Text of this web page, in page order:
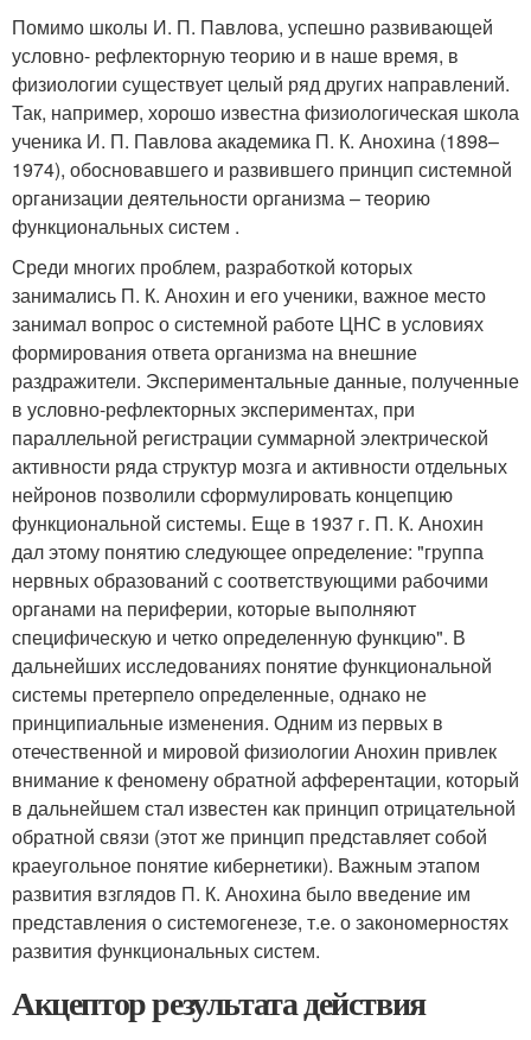
Помимо школы И. П. Павлова, успешно развивающей
условно- рефлекторную теорию и в наше время, в
физиологии существует целый ряд других направлений.
Так, например, хорошо известна физиологическая школа
ученика И. П. Павлова академика П. К. Анохина (1898–
1974), обосновавшего и развившего принцип системной
организации деятельности организма – теорию
функциональных систем .
Среди многих проблем, разработкой которых
занимались П. К. Анохин и его ученики, важное место
занимал вопрос о системной работе ЦНС в условиях
формирования ответа организма на внешние
раздражители. Экспериментальные данные, полученные
в условно-рефлекторных экспериментах, при
параллельной регистрации суммарной электрической
активности ряда структур мозга и активности отдельных
нейронов позволили сформулировать концепцию
функциональной системы. Еще в 1937 г. П. К. Анохин
дал этому понятию следующее определение: "группа
нервных образований с соответствующими рабочими
органами на периферии, которые выполняют
специфическую и четко определенную функцию". В
дальнейших исследованиях понятие функциональной
системы претерпело определенные, однако не
принципиальные изменения. Одним из первых в
отечественной и мировой физиологии Анохин привлек
внимание к феномену обратной афферентации, который
в дальнейшем стал известен как принцип отрицательной
обратной связи (этот же принцип представляет собой
краеугольное понятие кибернетики). Важным этапом
развития взглядов П. К. Анохина было введение им
представления о системогенезе, т.е. о закономерностях
развития функциональных систем.
Акцептор результата действия